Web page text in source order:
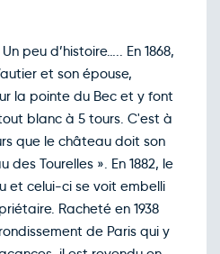
peu d’histoire….. En 1868,
et son épouse,
la pointe du Bec et y font
blanc à 5 tours. C'est à
que le château doit son
Tourelles ». En 1882, le
et celui-ci se voit embelli
Racheté en 1938
de Paris qui y